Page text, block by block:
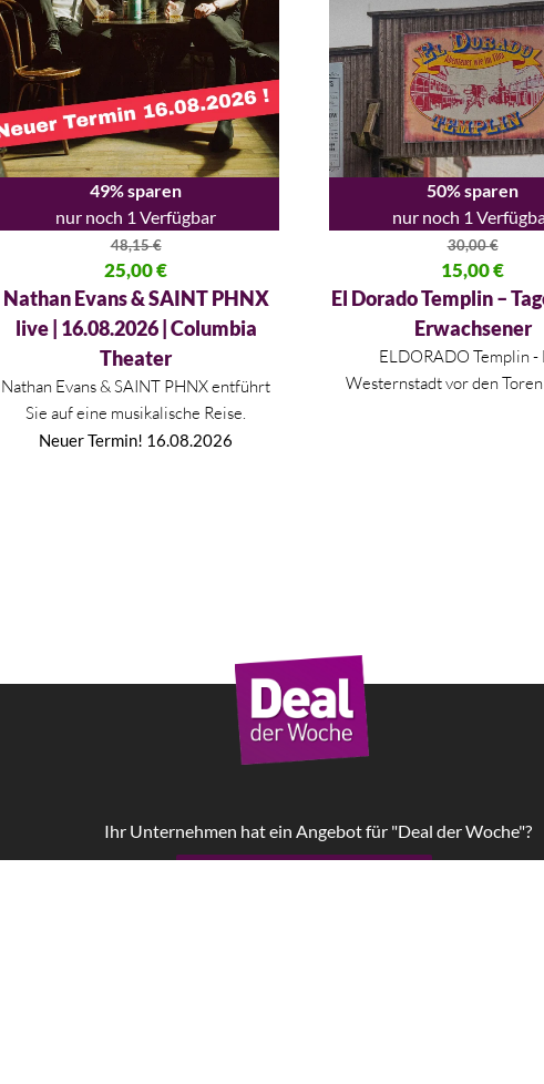
49% sparen
nur noch 1 Verfügbar
48,15€
Ursprünglicher Preis war: 48,15 €
25,00€
Aktueller Preis ist: 25,00 €.
Nathan Evans & SAINT PHNX
live | 16.08.2026 | Columbia
Theater
Nathan Evans & SAINT PHNX entführt
Sie auf eine musikalische Reise.
Neuer Termin! 16.08.2026
50% sparen
nur noch 1
30,00€
Ursprünglicher Preis war:
15,00€
Aktueller Preis ist: 15,00 €.
El Dorado Templin –
Erwachsener
ELDORADO Templin -
Westernstadt vor den
Ihr Unternehmen hat ein Angebot für "Deal der Woche"?